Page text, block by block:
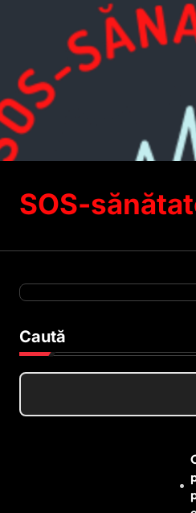
SOS-
Caută